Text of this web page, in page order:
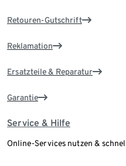
Retouren-Gutschrift
Reklamation
Ersatzteile & Reparatur
Garantie
Service & Hilfe
Online-Services nutzen &